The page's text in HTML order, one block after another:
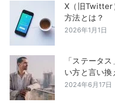
X（旧Twitter
方法とは？
2026年1月1日
「ステータ
い方と言い換
2024年6月17日